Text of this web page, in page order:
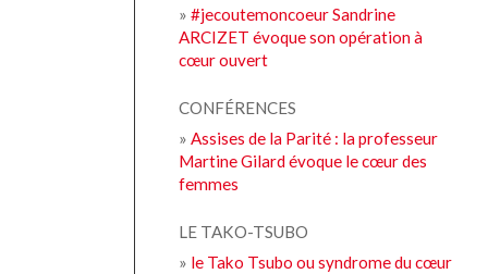
»#jecoutemoncoeur Sandrine
ARCIZET évoque son opération à
cœur ouvert
CONFÉRENCES
»Assises de la Parité : la professeur
Martine Gilard évoque le cœur des
femmes
LE TAKO-TSUBO
» le Tako Tsubo ou syndrome du cœur